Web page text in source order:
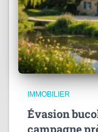
IMMOBILIER
Évasion